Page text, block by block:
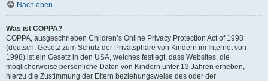
Nach oben
Was ist COPPA?
COPPA, ausgeschrieben Children’s Online Privacy Protection Act of 1998
(deutsch: Gesetz zum Schutz der Privatsphäre von Kindern im Internet von
1998) ist ein Gesetz in den USA, welches festlegt, dass Websites, die
möglicherweise persönliche Daten von Kindern unter 13 Jahren erheben,
hierzu die Zustimmung der Eltern beziehungsweise des oder der